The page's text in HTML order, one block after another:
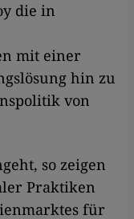
die in
mit einer
hin zu
von
so zeigen
Praktiken
für